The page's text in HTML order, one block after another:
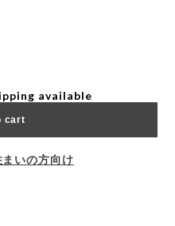
available
cart
いの方向け